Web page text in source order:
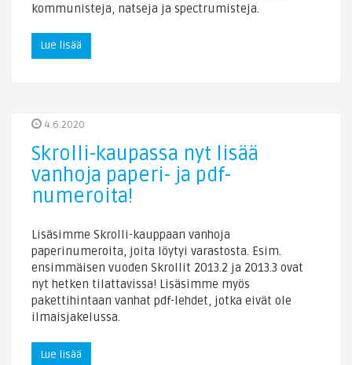
kommunisteja, natseja ja spectrumisteja.
Lue lisää
4.6.2020
Skrolli-kaupassa nyt lisää
vanhoja paperi- ja pdf-
numeroita!
Lisäsimme Skrolli-kauppaan vanhoja
paperinumeroita, joita löytyi varastosta. Esim.
ensimmäisen vuoden Skrollit 2013.2 ja 2013.3 ovat
nyt hetken tilattavissa! Lisäsimme myös
pakettihintaan vanhat pdf-lehdet, jotka eivät ole
ilmaisjakelussa.
Lue lisää